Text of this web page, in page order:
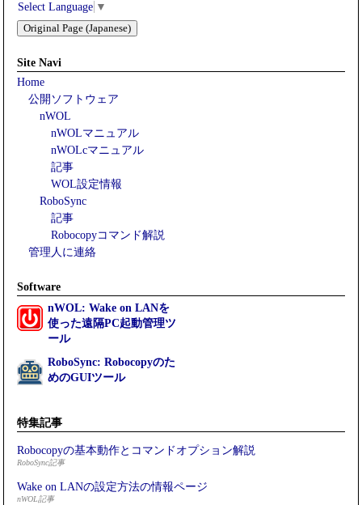
Select Language ▼
Original Page (Japanese)
Site Navi
Home
公開ソフトウェア
nWOL
nWOLマニュアル
nWOLcマニュアル
記事
WOL設定情報
RoboSync
記事
Robocopyコマンド解説
管理人に連絡
Software
nWOL: Wake on LANを
使った遠隔PC起動管理ツ
ール
RoboSync: Robocopyのた
めのGUIツール
特集記事
Robocopyの基本動作とコマンドオプション解説
RoboSync記事
Wake on LANの設定方法の情報ページ
nWOL記事